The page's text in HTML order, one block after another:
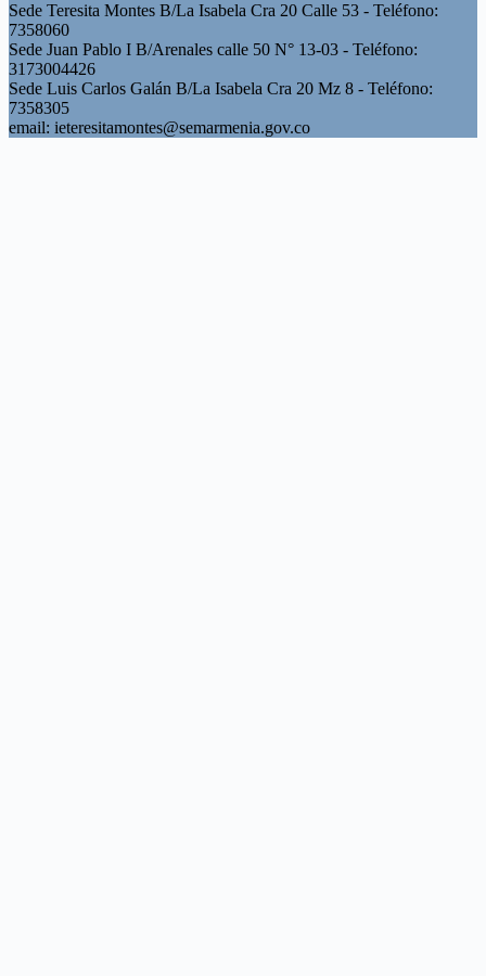
Sede Teresita Montes B/La Isabela Cra 20 Calle 53 - Teléfono:
7358060
Sede Juan Pablo I B/Arenales calle 50 N° 13-03 - Teléfono:
3173004426
Sede Luis Carlos Galán B/La Isabela Cra 20 Mz 8 - Teléfono:
7358305
email: ieteresitamontes@semarmenia.gov.co